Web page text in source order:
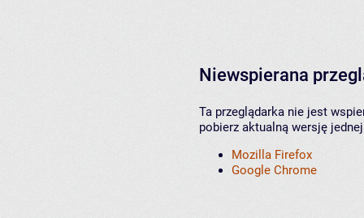
Niewspierana
Ta przeglądarka nie jest
pobierz aktualną wersję
Mozilla Firefox
Google Chrome